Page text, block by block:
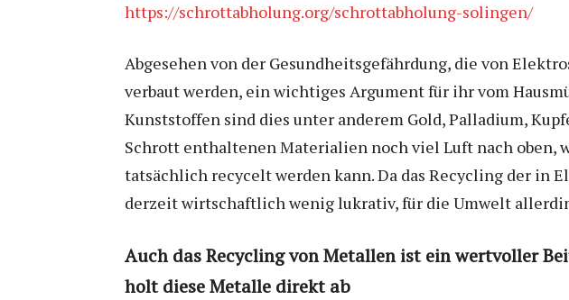
https://schrottabholung.org/schrottabholung-solingen/
Abgesehen von der Gesundheitsgefährdung, die von
verbaut werden, ein wichtiges Argument für ihr vom
Kunststoffen sind dies unter anderem Gold, Palladium,
Schrott enthaltenen Materialien noch viel Luft nach oben,
tatsächlich recycelt werden kann. Da das Recycling der
derzeit wirtschaftlich wenig lukrativ, für die Umwelt
Auch das Recycling von Metallen ist ein wertvoller
holt diese Metalle direkt ab